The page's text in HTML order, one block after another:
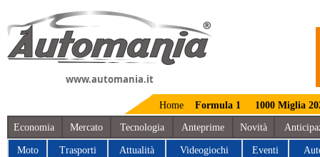
www.automania.it
Home Formula 1 1000 Miglia
Economia Mercato Tecnologia Anteprime Novità
Moto Trasporti Attualità Videogiochi Eventi